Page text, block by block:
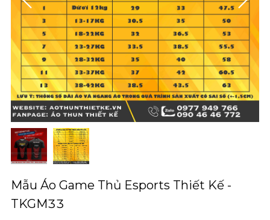
Mẫu Áo Game Thủ Esports Thiết Kế -
TKGM33